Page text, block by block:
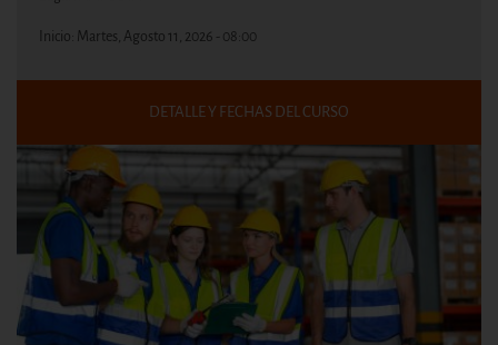
Inicio: Martes, Agosto 11, 2026 - 08:00
DETALLE Y FECHAS DEL CURSO